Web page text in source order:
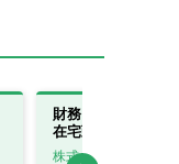
財務コンサルタン
在宅勤務（週2～3
125日【東京都】
株式会社古田土経営